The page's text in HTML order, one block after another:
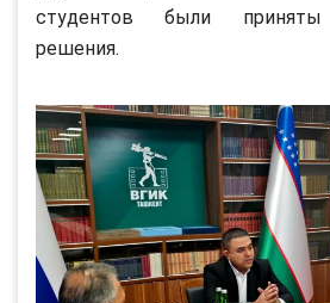
студентов были приняты
решения.